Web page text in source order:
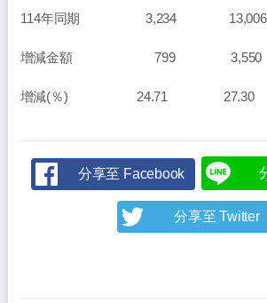
114年同期 3,234 13,006
增減金額 799 3,550
增減(％) 24.71 27.30
分享至 Facebook
分享至 Twitter